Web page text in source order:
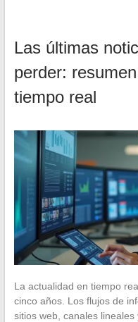
Las últimas
perder:
tiempo real
La actualidad en tiempo
cinco años. Los flujos de
sitios web, canales